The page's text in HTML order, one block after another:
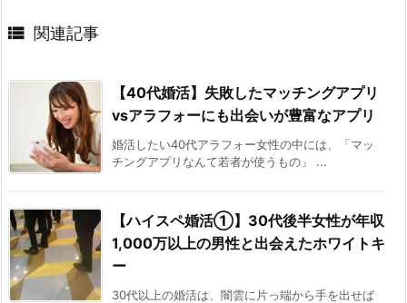
 関連記事
【40代婚活】失敗したマッチングアプリ
vsアラフォーにも出会いが豊富なアプリ
婚活したい40代アラフォー女性の中には、「マッ
チングアプリなんて若者が使うもの」 ...
【ハイスペ婚活①】30代後半女性が年収
1,000万以上の男性と出会えたホワイトキ
ー
30代以上の婚活は、闇雲に片っ端から手を出せば